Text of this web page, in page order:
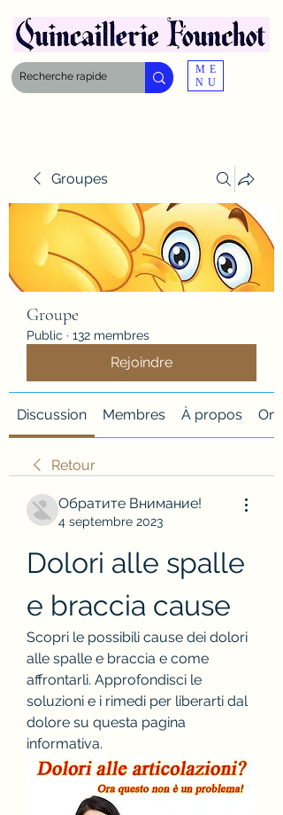
ME
NU
Groupes
Groupe
Public · 132 membres
Rejoindre
Discussion Membres À propos
Retour
Обратите Внимание!
4 septembre 2023
Dolori alle spalle
e braccia cause
Scopri le possibili cause dei dolori
alle spalle e braccia e come
affrontarli. Approfondisci le
soluzioni e i rimedi per liberarti dal
dolore su questa pagina
informativa.